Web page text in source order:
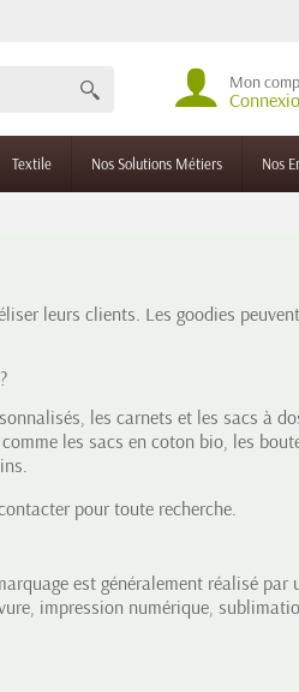
Mon
Textile Nos Solutions Métiers Nos
leurs clients. Les goodies
, les carnets et les sacs à
les sacs en coton bio, les
pour toute recherche.
est généralement réalisé par
impression numérique,